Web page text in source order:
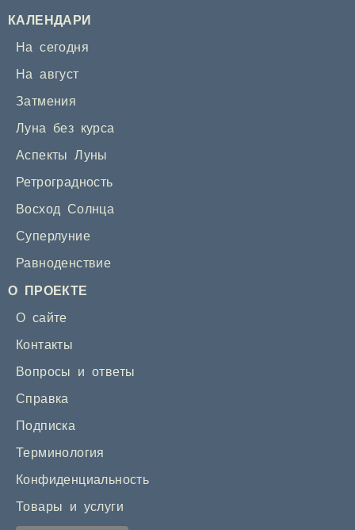
КАЛЕНДАРИ
На сегодня
На август
Затмения
Луна без курса
Аспекты Луны
Ретроградность
Восход Солнца
Суперлуние
Равноденствие
О ПРОЕКТЕ
О сайте
Контакты
Вопросы и ответы
Справка
Подписка
Терминология
Конфиденциальность
Товары и услуги